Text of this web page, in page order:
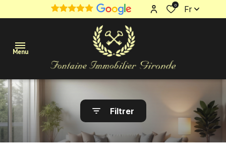
0 Fr
Menu
Maisons
Appartements
Filtrer